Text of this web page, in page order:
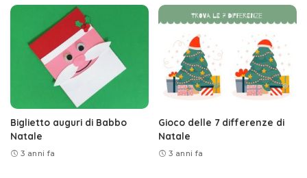
Biglietto auguri di Babbo
Natale
3 anni fa
Gioco delle 7 differenze di
Natale
3 anni fa